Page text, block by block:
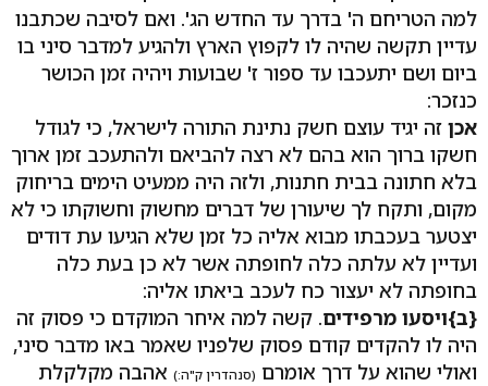
למה הטריחם ה' בדרך עד החדש הג'. ואם לסיבה שכתבנו
עדיין תקשה שהיה לו לקפוץ הארץ ולהגיע למדבר סיני בו
ביום ושם יתעכבו עד ספור ז' שבועות ויהיה זמן הכושר
כנזכר:
אכן זה יגיד עוצם חשק נתינת התורה לישראל, כי לגודל
חשקו ברוך הוא בהם לא רצה להביאם ולהתעכב זמן ארוך
בלא חתונה בבית חתנות, ולזה היה ממעיט הימים בריחוק
מקום, ותקח לך שיעורן של דברים מחשוק וחשוקתו כי לא
יצטער בעכבתו מבוא אליה כל זמן שלא הגיעו עת דודים
ועדיין לא עלתה כלה לחופתה אשר לא כן בעת כלה
בחופתה לא יעצור כח לעכב ביאתו אליה:
{ב}ויסעו מרפידים. קשה למה איחר המוקדם כי פסוק זה
היה לו להקדים קודם פסוק שלפניו שאמר באו מדבר סיני,
ואולי שהוא על דרך אומרם (סנהדרין ק"ה:) אהבה מקלקלת